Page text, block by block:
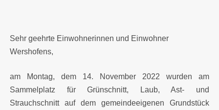
Sehr geehrte Einwohnerinnen und Einwohner
Wershofens,
am Montag, dem 14. November 2022 wurden am
Sammelplatz für Grünschnitt, Laub, Ast- und
Strauchschnitt auf dem gemeindeeigenen Grundstück